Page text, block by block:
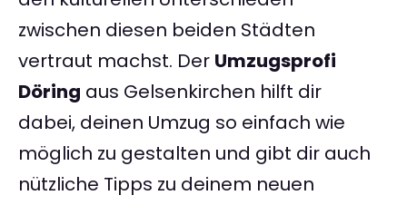
zwischen diesen beiden Städten
vertraut machst. Der Umzugsprofi
Döring aus Gelsenkirchen hilft dir
dabei, deinen Umzug so einfach wie
möglich zu gestalten und gibt dir auch
nützliche Tipps zu deinem neuen